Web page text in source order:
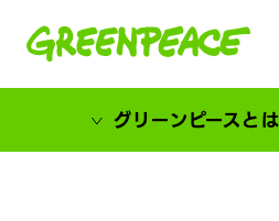
グリーンピースとは